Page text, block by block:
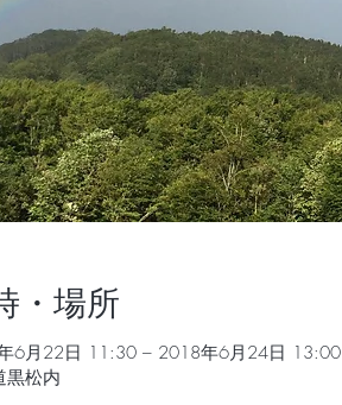
・場所
6月22日 11:30 – 2018年6月24日 13:00
黒松内